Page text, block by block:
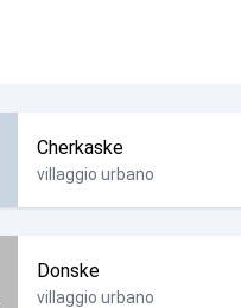
Cherkaske
villaggio urbano
Donske
villaggio urbano